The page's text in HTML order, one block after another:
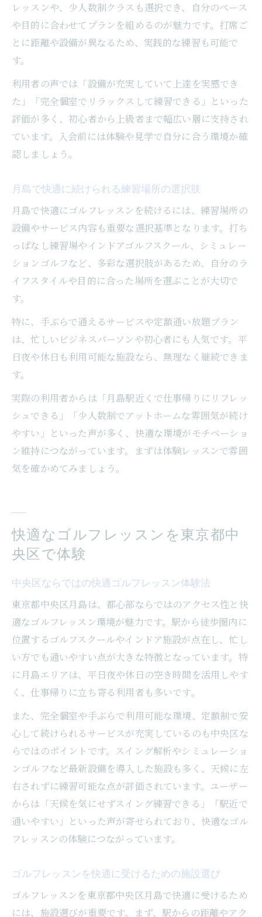
レッスンや、少人数制クラスも選択でき、自分のペース
や目的に合わせてプランを組めるのが魅力です。打席ご
とに距離や設備が異なるため、実践的な練習も可能で
す。
利用者の声では「設備が充実していて上達を実感でき
た」「完全個室でリラックスして練習できる」といった
評価が多く、初心者から上級者まで幅広い層に支持され
ています。入会前には体験や見学で自分に合う環境か確
認しましょう。
月島で快適に続けられる練習場所の選択肢
月島で快適にゴルフレッスンを続けるには、練習場所の
設備やサービス内容も重要な選択基準となります。打ち
っぱなし練習場やインドアゴルフスクール、シミュレー
ションゴルフなど、多彩な選択肢があるため、自分のラ
イフスタイルや目的に合った場所を選ぶことが大切で
す。
特に、手ぶらで通えるサービスや定額通い放題プラン
は、忙しいビジネスパーソンや初心者にも人気です。平
日夜や休日も利用可能な施設なら、無理なく継続できま
す。
実際の利用者からは「月島駅近くで仕事帰りにリフレッ
シュできる」「少人数制でアットホームな雰囲気が続け
やすい」といった声が多く、快適な環境がモチベーショ
ン維持につながっています。まずは体験レッスンで雰囲
気を確かめてみましょう。
快適なゴルフレッスンを東京都中
央区で体験
中央区ならではの快適ゴルフレッスン体験法
東京都中央区月島は、都心部ならではのアクセス性と快
適なゴルフレッスン環境が魅力です。駅から徒歩圏内に
位置するゴルフスクールやインドア施設が点在し、忙し
い方でも通いやすい点が大きな特徴となっています。特
に月島エリアは、平日夜や休日の空き時間を活用しやす
く、仕事帰りに立ち寄る利用者も多いです。
また、完全個室や手ぶらで利用可能な環境、定額制で安
心して続けられるサービスが充実しているのも中央区な
らではのポイントです。スイング解析やシミュレーショ
ンゴルフなど最新設備を導入した施設も多く、天候に左
右されずに練習可能な点が評価されています。ユーザー
からは「天候を気にせずスイング練習できる」「駅近で
通いやすい」といった声が寄せられており、快適なゴル
フレッスンの体験につながっています。
ゴルフレッスンを快適に受けるための施設選び
ゴルフレッスンを東京都中央区月島で快適に受けるため
には、施設選びが重要です。まず、駅からの距離やアク